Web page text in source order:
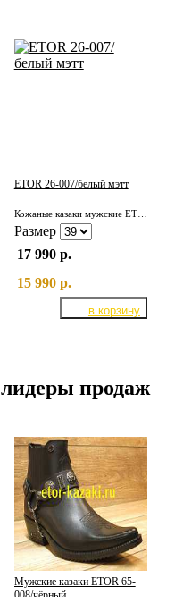
ETOR 26-007/белый мэтт
Кожаные казаки мужские ETOR 26-007/белый мэтт
Размер
17 990 р.
15 990 р.
лидеры продаж
Мужские казаки ETOR 65-
008/чёрный